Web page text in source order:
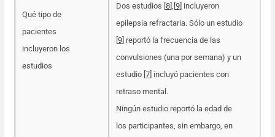
Qué tipo de
pacientes
incluyeron los
estudios
Dos estudios [ 8] 9] incluyeron
epilepsia refractaria. Sólo un estudio
9] reportó la frecuencia de las
convulsiones (una por semana) y un
estudio [ 7] incluyó pacientes con
retraso mental.
Ningún estudio reportó la edad de
los participantes, sin embargo, en